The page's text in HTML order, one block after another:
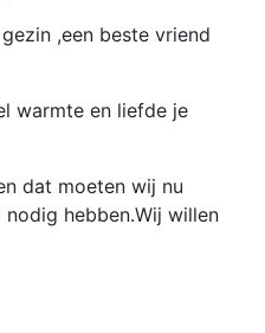
,een beste vriend
warmte en liefde je
dat moeten wij nu
hebben.Wij willen